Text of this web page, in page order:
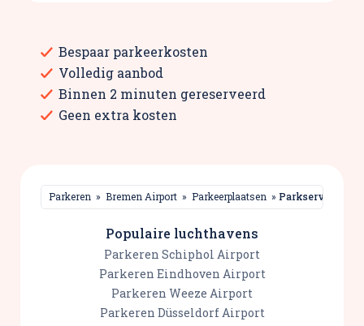
Bespaar parkeerkosten
Volledig aanbod
Binnen 2 minuten gereserveerd
Geen extra kosten
Parkeren » Bremen Airport » Parkeerplaatsen » Parkservice
Populaire luchthavens
Parkeren Schiphol Airport
Parkeren Eindhoven Airport
Parkeren Weeze Airport
Parkeren Düsseldorf Airport